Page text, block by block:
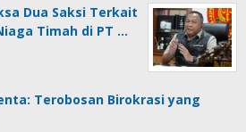
Dua Saksi Terkait
Timah di PT …
Terobosan Birokrasi yang